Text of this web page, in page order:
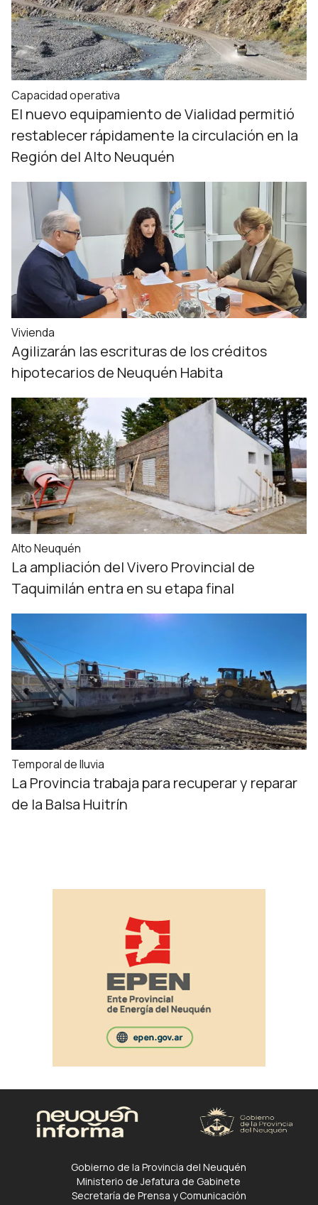
Capacidad operativa
El nuevo equipamiento de Vialidad permitió
restablecer rápidamente la circulación en la
Región del Alto Neuquén
Vivienda
Agilizarán las escrituras de los créditos
hipotecarios de Neuquén Habita
Alto Neuquén
La ampliación del Vivero Provincial de
Taquimilán entra en su etapa final
Temporal de lluvia
La Provincia trabaja para recuperar y reparar
de la Balsa Huitrín
Gobierno de la Provincia del Neuquén
Ministerio de Jefatura de Gabinete
Secretaría de Prensa y Comunicación